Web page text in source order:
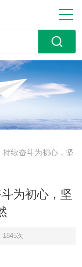
续奋斗为初心，坚
为初心，坚
1845次